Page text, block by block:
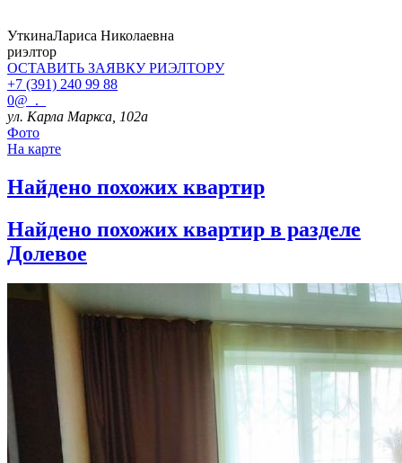
УткинаЛариса Николаевна
риэлтор
ОСТАВИТЬ ЗАЯВКУРИЭЛТОРУ
+7 (391) 240 99 88
0@_._
ул. Карла Маркса, 102а
Фото
На карте
Найдено похожих квартир
Найдено похожих квартир в разделе
Долевое